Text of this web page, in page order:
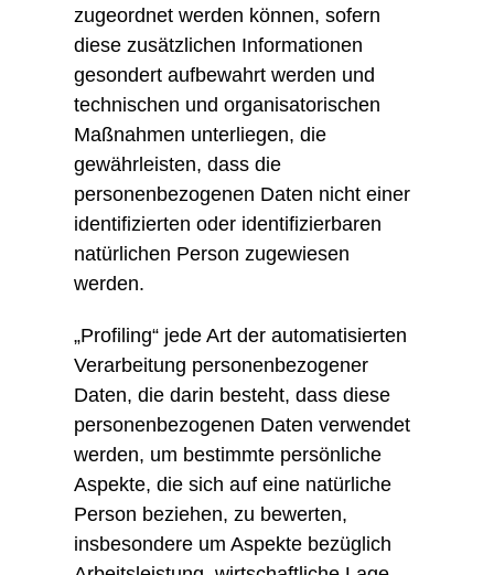
zugeordnet werden können, sofern
diese zusätzlichen Informationen
gesondert aufbewahrt werden und
technischen und organisatorischen
Maßnahmen unterliegen, die
gewährleisten, dass die
personenbezogenen Daten nicht einer
identifizierten oder identifizierbaren
natürlichen Person zugewiesen
werden.
„Profiling“ jede Art der automatisierten
Verarbeitung personenbezogener
Daten, die darin besteht, dass diese
personenbezogenen Daten verwendet
werden, um bestimmte persönliche
Aspekte, die sich auf eine natürliche
Person beziehen, zu bewerten,
insbesondere um Aspekte bezüglich